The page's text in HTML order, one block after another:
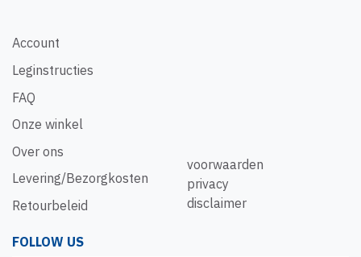
Account
Leginstructies
FAQ
Onze winkel
Over ons
Levering/Bezorgkosten
Retourbeleid
voorwaarden
privacy
disclaimer
FOLLOW US